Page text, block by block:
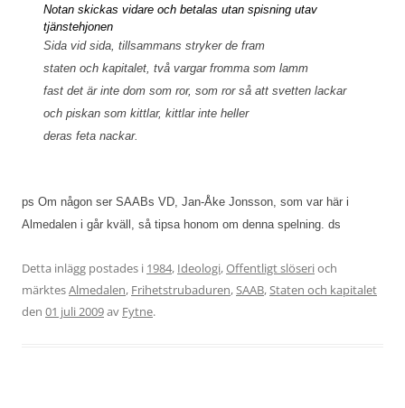
Notan skickas vidare och betalas utan spisning utav
tjänstehjonen
Sida vid sida, tillsammans stryker de fram
staten och kapitalet, två vargar fromma som lamm
fast det är inte dom som ror, som ror så att svetten lackar
och piskan som kittlar, kittlar inte heller
deras feta nackar.
ps Om någon ser SAABs VD, Jan-Åke Jonsson, som var här i
Almedalen i går kväll, så tipsa honom om denna spelning. ds
Detta inlägg postades i 1984, Ideologi,Offentligt slöserioch
märktesAlmedalen, Frihetstrubaduren,SAAB,Staten och kapitalet
den 01 juli 2009av Fytne.